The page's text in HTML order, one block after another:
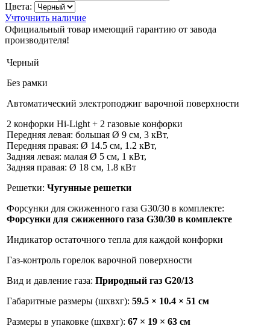
Цвета:
Учточнить наличие
Официальный товар имеющий гарантию от завода
производителя!
Черный
Без рамки
Автоматический электроподжиг варочной поверхности
2 конфорки Hi-Light + 2 газовые конфорки
Передняя левая: большая Ø 9 см, 3 кВт,
Передняя правая: Ø 14.5 см, 1.2 кВт,
Задняя левая: малая Ø 5 см, 1 кВт,
Задняя правая: Ø 18 см, 1.8 кВт
Решетки: Чугунные решетки
Форсунки для сжиженного газа G30/30 в комплекте:
Форсунки для сжиженного газа G30/30 в комплекте
Индикатор остаточного тепла для каждой конфорки
Газ-контроль горелок варочной поверхности
Вид и давление газа: Природный газ G20/13
Габаритные размеры (шхвхг): 59.5 × 10.4 × 51 см
Размеры в упаковке (шхвхг): 67 × 19 × 63 см